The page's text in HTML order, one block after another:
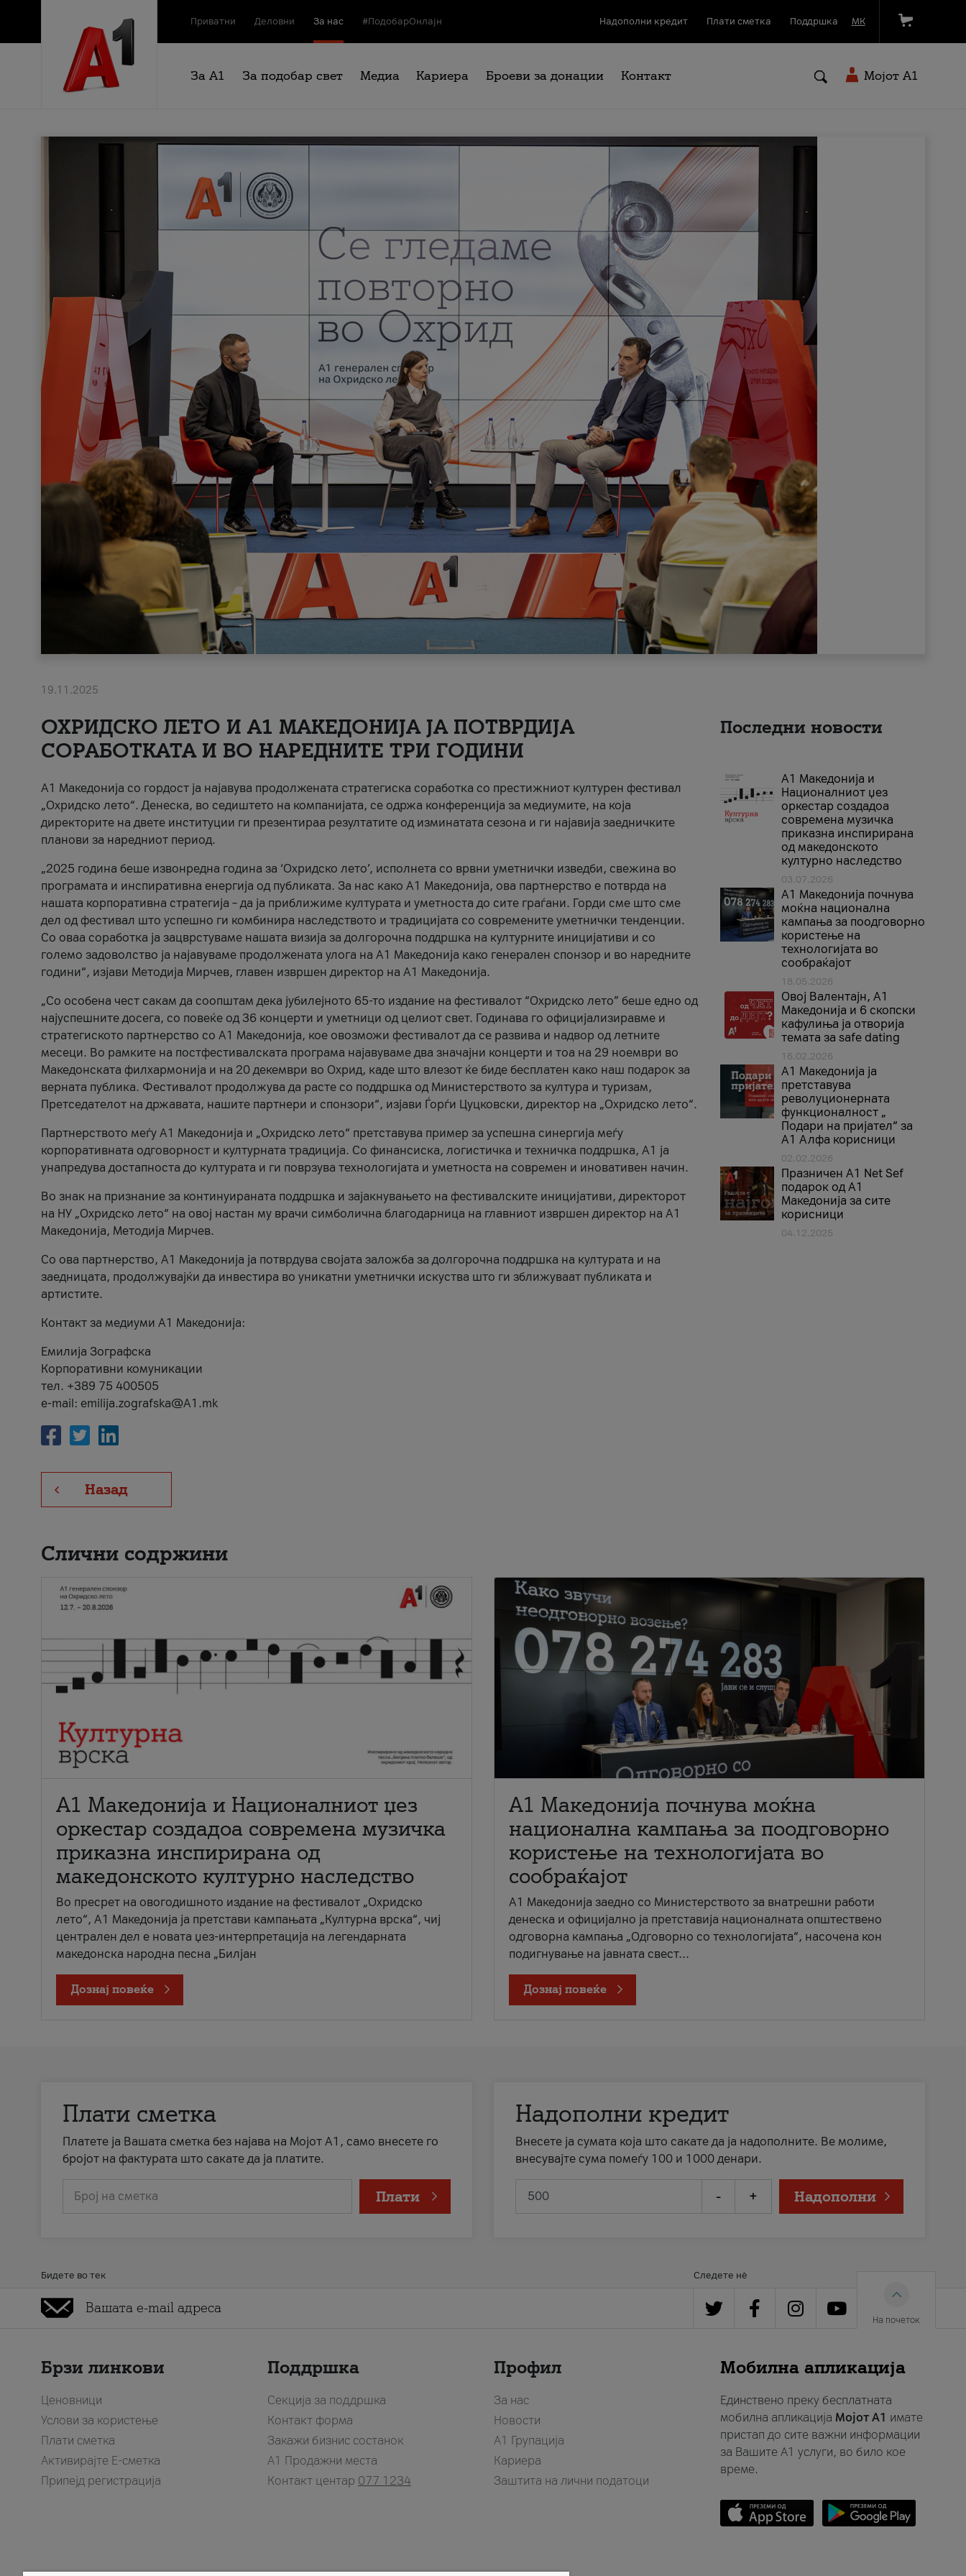
Приватни Деловни За нас #ПодобарОнлајн Надополни кредит Плати сметка Поддршка МК
За А1 За подобар свет Медиа Кариера Броеви за донации Контакт Мојот A1
19.11.2025
ОХРИДСКО ЛЕТО И A1 МАКЕДОНИЈА ЈА ПОТВРДИЈА
СОРАБОТКАТА И ВО НАРЕДНИТЕ ТРИ ГОДИНИ
A1 Македонија со гордост ја најавува продолжената стратегиска соработка со престижниот културен фестивал
„Охридско лето“. Денеска, во седиштето на компанијата, се одржа конференција за медиумите, на која
директорите на двете институции ги презентираа резултатите од изминатата сезона и ги најавија заедничките
планови за наредниот период.
„2025 година беше извонредна година за ‘Охридско лето’, исполнета со врвни уметнички изведби, свежина во
програмата и инспиративна енергија од публиката. За нас како A1 Македонија, ова партнерство е потврда на
нашата корпоративна стратегија – да ја приближиме културата и уметноста до сите граѓани. Горди сме што сме
дел од фестивал што успешно ги комбинира наследството и традицијата со современите уметнички тенденции.
Со оваа соработка ја зацврстуваме нашата визија за долгорочна поддршка на културните иницијативи и со
големо задоволство ја најавуваме продолжената улога на A1 Македонија како генерален спонзор и во наредните
години“, изјави Методија Мирчев, главен извршен директор на A1 Македонија.
„Со особена чест сакам да соопштам дека јубилејното 65-то издание на фестивалот “Охридско лето” беше едно од
најуспешните досега, со повеќе од 36 концерти и уметници од целиот свет. Годинава го официјализиравме и
стратегиското партнерство со А1 Македонија, кое овозможи фестивалот да се развива и надвор од летните
месеци. Во рамките на постфестивалската програма најавуваме два значајни концерти и тоа на 29 ноември во
Македонската филхармонија и на 20 декември во Охрид, каде што влезот ќе биде бесплатен како наш подарок за
верната публика. Фестивалот продолжува да расте со поддршка од Министерството за култура и туризам,
Претседателот на државата, нашите партнери и спонзори“, изјави Ѓорѓи Цуцковски, директор на „Охридско лето“.
Партнерството меѓу A1 Македонија и „Охридско лето“ претставува пример за успешна синергија меѓу
корпоративната одговорност и културната традиција. Со финансиска, логистичка и техничка поддршка, A1 ја
унапредува достапноста до културата и ги поврзува технологијата и уметноста на современ и иновативен начин.
Во знак на признание за континуираната поддршка и зајакнувањето на фестивалските иницијативи, директорот
на НУ „Охридско лето“ на овој настан му врачи симболична благодарница на главниот извршен директор на A1
Македонија, Методија Мирчев.
Со ова партнерство, A1 Македонија ја потврдува својата заложба за долгорочна поддршка на културата и на
заедницата, продолжувајќи да инвестира во уникатни уметнички искуства што ги зближуваат публиката и
артистите.
Контакт за медиуми А1 Македонија:
Емилија Зографска
Корпоративни комуникации
тел. +389 75 400505
e-mail: emilija.zografska@A1.mk
Назад
Последни новости
А1 Македонија и
Националниот џез
оркестар создадоа
современа музичка
приказна инспирирана
од македонското
културно наследство
03.07.2026
A1 Македонија почнува
моќна национална
кампања за поодговорно
користење на
технологијата во
сообраќајот
18.05.2026
Овој Валентајн, A1
Македонија и 6 скопски
кафулиња ја отворија
темата за safe dating
16.02.2026
А1 Македонија ја
претставува
револуционерната
функционалност „
Подари на пријател“ за
А1 Алфа корисници
02.02.2026
Празничен A1 Net Sеf
подарок од А1
Македонија за сите
корисници
04.12.2025
Слични содржини
А1 Македонија и Националниот џез
оркестар создадоа современа музичка
приказна инспирирана од
македонското културно наследство
Во пресрет на овогодишното издание на фестивалот „Охридско
лето“, А1 Македонија ја претстави кампањата „Културна врска“, чиј
централен дел е новата џез-интерпретација на легендарната
македонска народна песна „Билјан
Дознај повеќе
A1 Македонија почнува моќна
национална кампања за поодговорно
користење на технологијата во
сообраќајот
A1 Македонија заедно со Министерството за внатрешни работи
денеска и официјално ја претставија националната општествено
одговорна кампања „Одговорно со технологијата“, насочена кон
подигнување на јавната свест...
Дознај повеќе
Плати сметка
Платете ја Вашата сметка без најава на Мојот А1, само внесете го
бројот на фактурата што сакате да ја платите.
Број на сметка Плати
Надополни кредит
Внесете ја сумата која што сакате да ја надополните. Ве молиме,
внесувајте сума помеѓу 100 и 1000 денари.
- + Надополни
Бидете во тек Следете нè
На почеток
Брзи линкови
Ценовници
Услови за користење
Плати сметка
Активирајте Е-сметка
Припејд регистрација
Поддршка
Секција за поддршка
Контакт форма
Закажи бизнис состанок
A1 Продажни места
Контакт центар 077 1234
Профил
За нас
Новости
А1 Групација
Кариера
Заштита на лични податоци
Мобилна апликација
Единствено преку бесплатната
мобилна апликација Мојот A1 имате
пристап до сите важни информации
за Вашите A1 услуги, во било кое
време.